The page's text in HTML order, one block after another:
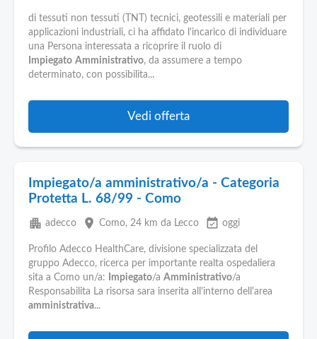
di tessuti non tessuti (TNT) tecnici, geotessili e materiali per
applicazioni industriali, ci ha affidato l'incarico di individuare
una Persona interessata a ricoprire il ruolo di
Impiegato Amministrativo, da assumere a tempo
determinato, con possibilita...
Vedi offerta
Impiegato/a amministrativo/a - Categoria
Protetta L. 68/99 - Como
apartment adecco place Como, 24 km da Lecco event_available oggi
Profilo Adecco HealthCare, divisione specializzata del
gruppo Adecco, ricerca per importante realta ospedaliera
sita a Como un/a:
Impiegato/a Amministrativo/a
Responsabilita La risorsa sara inserita all'interno dell'area
amministrativa...